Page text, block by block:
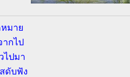
มาย
กไป
ไปมา
ดับฟัง